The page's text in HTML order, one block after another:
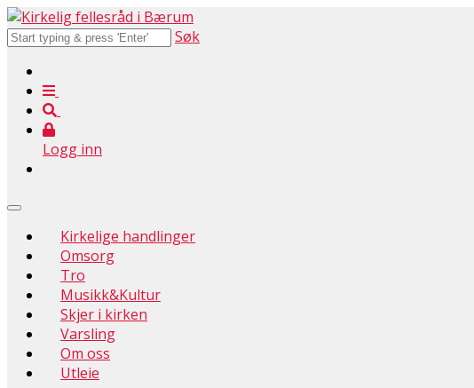
Søk
Logg inn
Kirkelige handlinger
Omsorg
Tro
Musikk&Kultur
Skjer i kirken
Varsling
Om oss
Utleie